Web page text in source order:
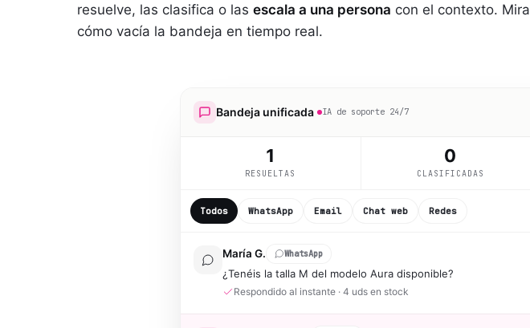
resuelve, las clasifica o las escala a una persona con el contexto. Mira
cómo vacía la bandeja en tiempo real.
Bandeja unificada IA de soporte 24/7
2
RESUELTAS
0
CLASIFICADAS
Todos WhatsApp Email Chat web Redes
María G. WhatsApp
¿Tenéis la talla M del modelo Aura disponible?
Respondido al instante · 4 uds en stock